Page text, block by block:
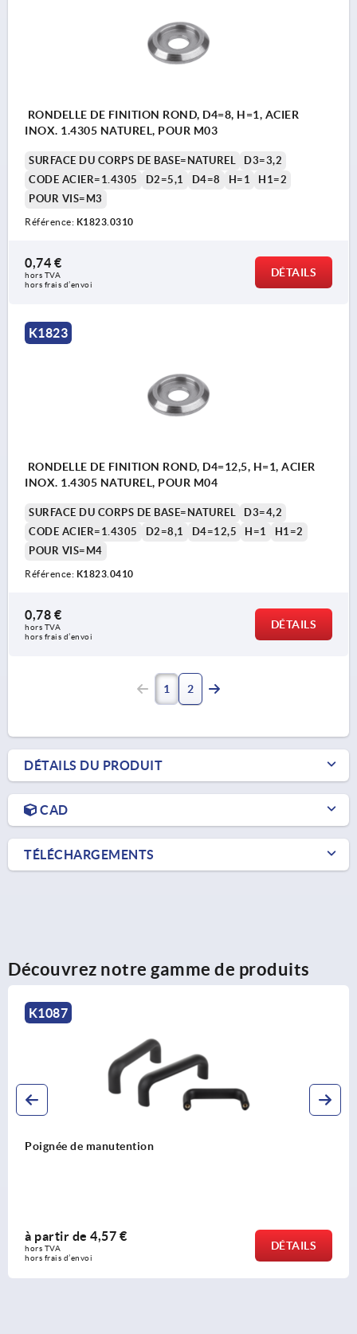
RONDELLE DE FINITION ROND, D4=8, H=1, ACIER
INOX. 1.4305 NATUREL, POUR M03
SURFACE DU CORPS DE BASE=NATUREL
D3=3,2
CODE ACIER=1.4305
D2=5,1 D4=8 H=1
H1=2
POUR VIS=M3
Référence: K1823.0310
0,74 €
hors TVA
hors frais d’envoi
DÉTAILS
K1823
RONDELLE DE FINITION ROND, D4=12,5, H=1, ACIER
INOX. 1.4305 NATUREL, POUR M04
SURFACE DU CORPS DE BASE=NATUREL
D3=4,2
CODE ACIER=1.4305
D2=8,1 D4=12,5 H=1
H1=2
POUR VIS=M4
Référence: K1823.0410
0,78 €
hors TVA
hors frais d’envoi
DÉTAILS
1 2
DÉTAILS DU PRODUIT
CAD
TÉLÉCHARGEMENTS
Découvrez notre gamme de produits
Poignée de manutention
à partir de